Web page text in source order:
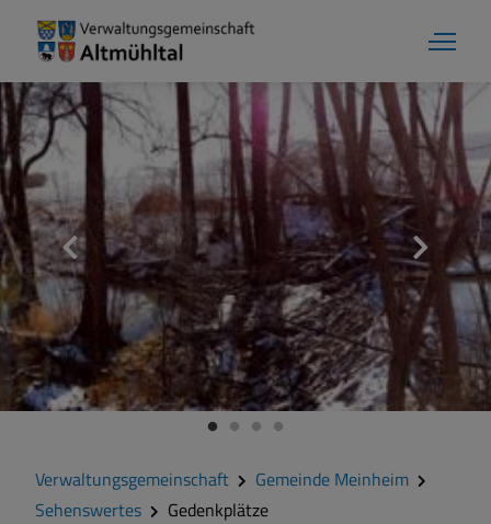
Gemeinde Meinheim
Grußwort
Kontakt
Veranstaltungen
Zahlen und Daten
Verwaltungsgemeinschaft
Gemeinde Meinheim
Sehenswertes
Gedenkplätze